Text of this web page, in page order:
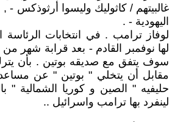
غالبيتهم / كاثوليك وليسوا أرثوذكس -
اليهودية - .
لوفاز ترامب . في انتخابات الرئاسة
لها نوفمبر القادم - بعد قرابة شهر من
سوف يتفق مع صديقه بوتين . بأن يترك
مقابل أن يتخلي " بوتين " عن
حليفيه " الصين و كوريا الشمالية "
لينفرد بها ترامب واسرائيل ..